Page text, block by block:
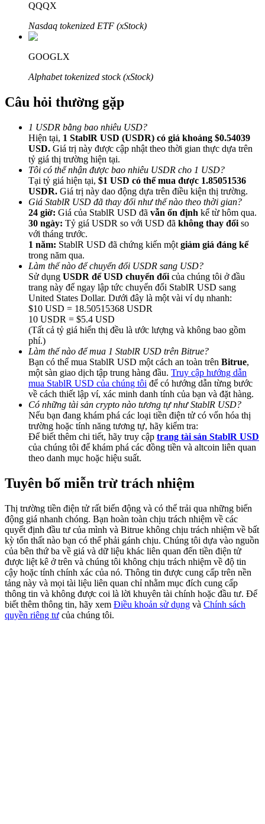
Đối tác Bitrue
Lên đến 65% hoa hồng!
Giới thiệu
Mời một người bạn để nhận phần thưởng tiền mặt
BTC Welcome Rewards
BTC Welcome Rewards
Deposit & Trade BTC to Share 25000 USDT prize pool!
Deposit CASHCAT & Win
Exclusive for BitMart Users
Register & Trade to Win 500,000 USDT
Precious Metals Trading Carnival
Trade Gold & Silver · 33,333 USDT Bonus
QQQX
Nasdaq tokenized ETF (xStock)
GOOGLX
Alphabet tokenized stock (xStock)
Câu hỏi thường gặp
1 USDR bằng bao nhiêu USD?
Hiện tại, 1 StablR USD (USDR) có giá khoảng $0.54039
USD. Giá trị này được cập nhật theo thời gian thực dựa trên
tỷ giá thị trường hiện tại.
Tôi có thể nhận được bao nhiêu USDR cho 1 USD?
Tại tỷ giá hiện tại, $1 USD có thể mua được 1.85051536
USDR. Giá trị này dao động dựa trên điều kiện thị trường.
Giá StablR USD đã thay đổi như thế nào theo thời gian?
24 giờ: Giá của StablR USD đã vẫn ổn định kể từ hôm qua.
30 ngày: Tỷ giá USDR so với USD đã không thay đổi so
với tháng trước.
1 năm: StablR USD đã chứng kiến một giảm giá đáng kể
trong năm qua.
Làm thế nào để chuyển đổi USDR sang USD?
Sử dụng USDR để USD chuyển đổi của chúng tôi ở đầu
trang này để ngay lập tức chuyển đổi StablR USD sang
United States Dollar. Dưới đây là một vài ví dụ nhanh:
$10 USD = 18.50515368 USDR
10 USDR = $5.4 USD
(Tất cả tỷ giá hiển thị đều là ước lượng và không bao gồm
phí.)
Làm thế nào để mua 1 StablR USD trên Bitrue?
Bạn có thể mua StablR USD một cách an toàn trên Bitrue,
một sàn giao dịch tập trung hàng đầu. Truy cập hướng dẫn
mua StablR USD của chúng tôi để có hướng dẫn từng bước
về cách thiết lập ví, xác minh danh tính của bạn và đặt hàng.
Có những tài sản crypto nào tương tự như StablR USD?
Nếu bạn đang khám phá các loại tiền điện tử có vốn hóa thị
trường hoặc tính năng tương tự, hãy kiểm tra:
Để biết thêm chi tiết, hãy truy cập trang tài sản StablR USD
của chúng tôi để khám phá các đồng tiền và altcoin liên quan
theo danh mục hoặc hiệu suất.
Tuyên bố miễn trừ trách nhiệm
Thị trường tiền điện tử rất biến động và có thể trải qua những biến
động giá nhanh chóng. Bạn hoàn toàn chịu trách nhiệm về các
quyết định đầu tư của mình và Bitrue không chịu trách nhiệm về bất
kỳ tổn thất nào bạn có thể phải gánh chịu. Chúng tôi dựa vào nguồn
của bên thứ ba về giá và dữ liệu khác liên quan đến tiền điện tử
được liệt kê ở trên và chúng tôi không chịu trách nhiệm về độ tin
cậy hoặc tính chính xác của nó. Thông tin được cung cấp trên nền
tảng này và mọi tài liệu liên quan chỉ nhằm mục đích cung cấp
thông tin và không được coi là lời khuyên tài chính hoặc đầu tư. Để
biết thêm thông tin, hãy xem Điều khoản sử dụng và Chính sách
quyền riêng tư của chúng tôi.